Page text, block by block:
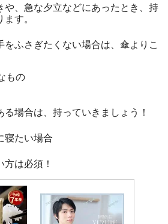
や、急な夕立などにあったとき、持
す。
をふさぎたくない場合は、傘よりこ
もの
る場合は、持っていきましょう！
寝たい場合
は必須！